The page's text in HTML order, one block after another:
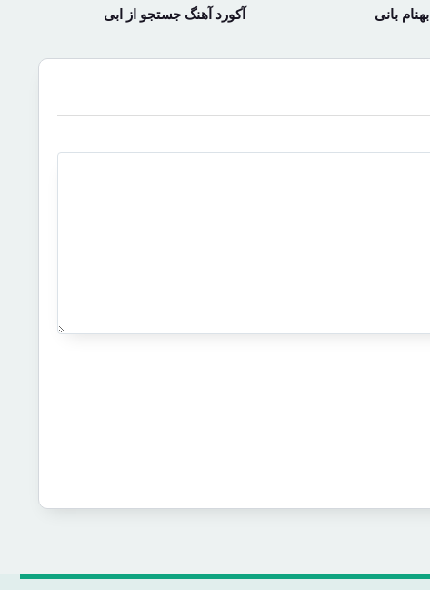
بانی آکورد آهنگ جستجو از ابی